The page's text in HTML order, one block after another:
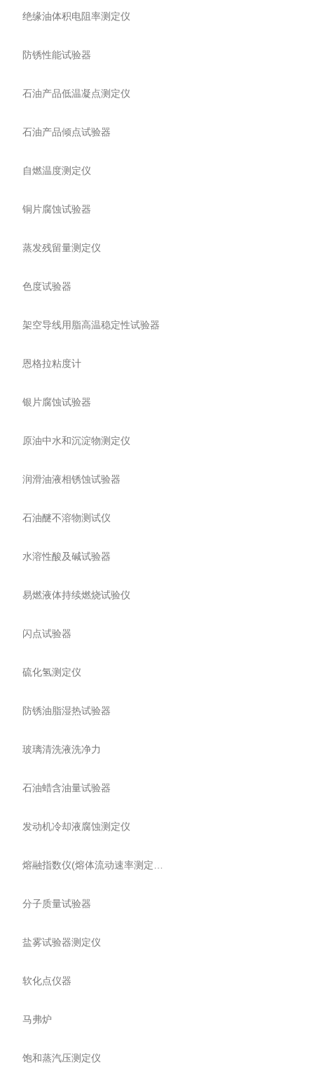
绝缘油体积电阻率测定仪
防锈性能试验器
石油产品低温凝点测定仪
石油产品倾点试验器
自燃温度测定仪
铜片腐蚀试验器
蒸发残留量测定仪
色度试验器
架空导线用脂高温稳定性试验器
恩格拉粘度计
银片腐蚀试验器
原油中水和沉淀物测定仪
润滑油液相锈蚀试验器
石油醚不溶物测试仪
水溶性酸及碱试验器
易燃液体持续燃烧试验仪
闪点试验器
硫化氢测定仪
防锈油脂湿热试验器
玻璃清洗液洗净力
石油蜡含油量试验器
发动机冷却液腐蚀测定仪
分子质量试验器
盐雾试验器测定仪
软化点仪器
马弗炉
饱和蒸汽压测定仪